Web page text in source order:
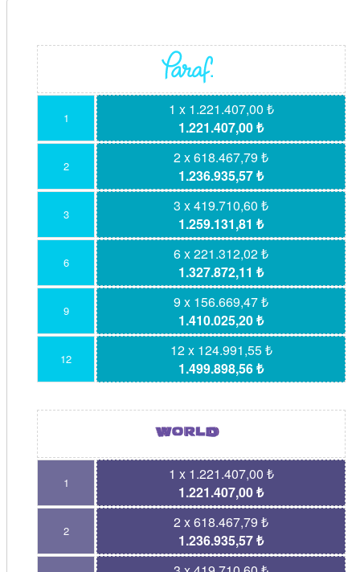
1
1 x 1.221.407,00 ₺
1.221.407,00 ₺
2
2 x 618.467,79 ₺
1.236.935,57 ₺
3
3 x 419.710,60 ₺
1.259.131,81 ₺
6
6 x 221.312,02 ₺
1.327.872,11 ₺
9
9 x 156.669,47 ₺
1.410.025,20 ₺
12
12 x 124.991,55 ₺
1.499.898,56 ₺
1
1 x 1.221.407,00 ₺
1.221.407,00 ₺
2
2 x 618.467,79 ₺
1.236.935,57 ₺